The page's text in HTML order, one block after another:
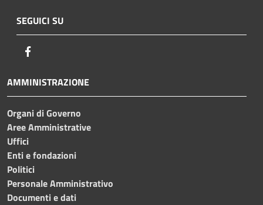
SEGUICI SU
AMMINISTRAZIONE
Organi di Governo
Aree Amministrative
Uffici
Enti e fondazioni
Politici
Personale Amministrativo
Documenti e dati